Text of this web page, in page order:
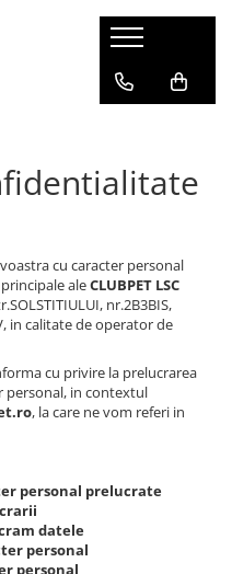
cu caracter personal
aleCLUBPET LSC
nr.2B3BIS,
in calitate de operator de
cu privire la prelucrarea
personal, in contextul
, la care ne vom referi in
personal prelucrate
datele
personal
personal